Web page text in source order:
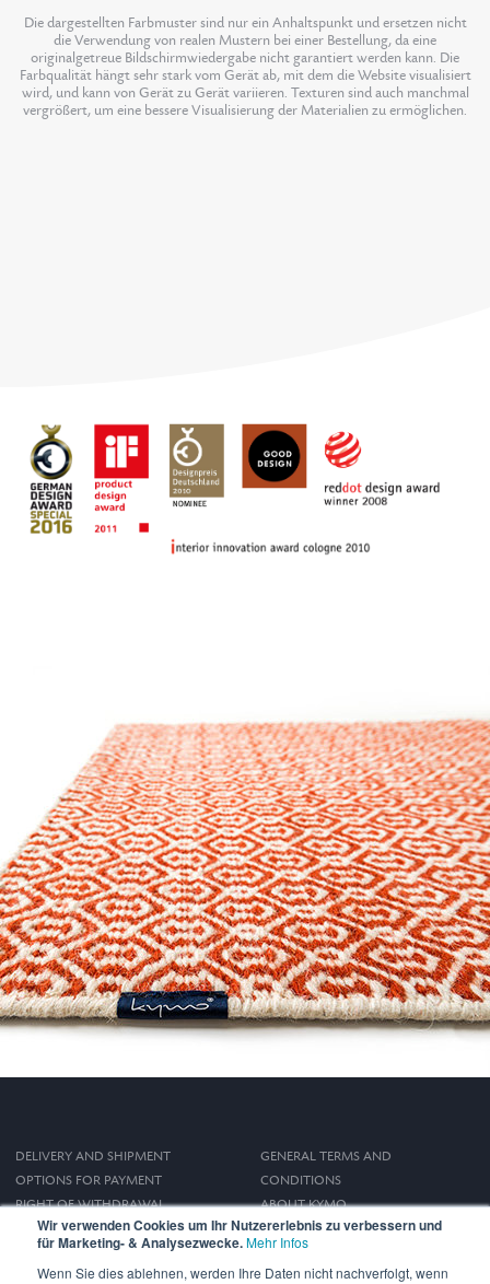
Wir verwenden Cookies um Ihr Nutzererlebnis zu verbessern und
für Marketing- & Analysezwecke.Mehr Infos
Wenn Sie dies ablehnen, werden Ihre Daten nicht nachverfolgt, wenn
Die dargestellten Farbmuster sind nur ein Anhaltspunkt und ersetzen nicht
die Verwendung von realen Mustern bei einer Bestellung, da eine
originalgetreue Bildschirmwiedergabe nicht garantiert werden kann. Die
Farbqualität hängt sehr stark vom Gerät ab, mit dem die Website visualisiert
wird, und kann von Gerät zu Gerät variieren. Texturen sind auch manchmal
vergrößert, um eine bessere Visualisierung der Materialien zu ermöglichen.
DELIVERY AND SHIPMENT
OPTIONS FOR PAYMENT
RIGHT OF WITHDRAWAL
GENERAL TERMS AND
CONDITIONS
ABOUT KYMO
IMPRINT
PRIVACY POLICY